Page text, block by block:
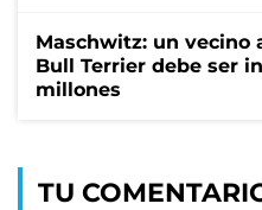
Maschwitz: un vecino
Bull Terrier debe ser
millones
TU